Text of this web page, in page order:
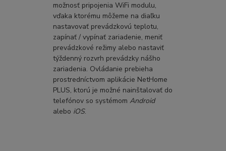
možnosť pripojenia WiFi modulu,
vďaka ktorému môžeme na diaľku
nastavovať prevádzkovú teplotu,
zapínať / vypínať zariadenie, meniť
prevádzkové režimy alebo nastaviť
týždenný rozvrh prevádzky nášho
zariadenia. Ovládanie prebieha
prostredníctvom aplikácie NetHome
PLUS, ktorú je možné nainštalovať do
telefónov so systémom Android
alebo iOS.